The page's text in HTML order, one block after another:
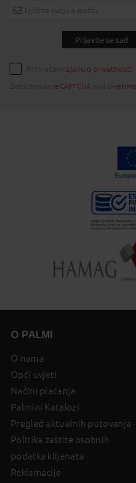
Prijavite se sad
Prihvaćam izjavu o privatnosti
Zaštićeno sa reCAPTCHA uvjetima
O PALMI
O nama
Opći uvjeti
Načini plaćanja
Palmini Katalozi
Pregled aktualnih putovanja
Politika zaštite osobnih
podatka klijenata
Reklamacije